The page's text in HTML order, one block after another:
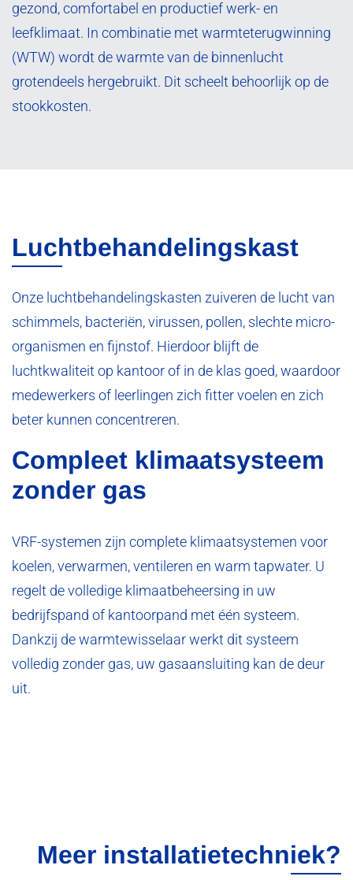
gezond, comfortabel en productief werk- en
leefklimaat. In combinatie met warmteterugwinning
(WTW) wordt de warmte van de binnenlucht
grotendeels hergebruikt. Dit scheelt behoorlijk op de
stookkosten.
Luchtbehandelingskast
Onze luchtbehandelingskasten zuiveren de lucht van
schimmels, bacteriën, virussen, pollen, slechte micro-
organismen en fijnstof. Hierdoor blijft de
luchtkwaliteit op kantoor of in de klas goed, waardoor
medewerkers of leerlingen zich fitter voelen en zich
beter kunnen concentreren.
Compleet klimaatsysteem
zonder gas
VRF-systemen zijn complete klimaatsystemen voor
koelen, verwarmen, ventileren en warm tapwater. U
regelt de volledige klimaatbeheersing in uw
bedrijfspand of kantoorpand met één systeem.
Dankzij de warmtewisselaar werkt dit systeem
volledig zonder gas, uw gasaansluiting kan de deur
uit.
Meer installatietechniek?